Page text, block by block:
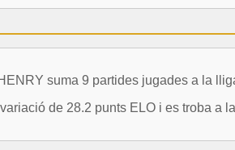
suma 9 partides jugades a la
de 28.2 punts ELO i es troba a